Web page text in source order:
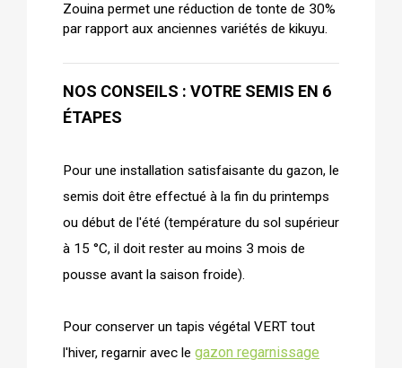
Zouina permet une réduction de tonte de 30%
par rapport aux anciennes variétés de kikuyu.
NOS CONSEILS : VOTRE SEMIS EN 6
ÉTAPES
Pour une installation satisfaisante du gazon, le
semis doit être effectué à la fin du printemps
ou début de l'été (température du sol supérieur
à 15 °C, il doit rester au moins 3 mois de
pousse avant la saison froide).
Pour conserver un tapis végétal VERT tout
l'hiver, regarnir avec le gazon regarnissage